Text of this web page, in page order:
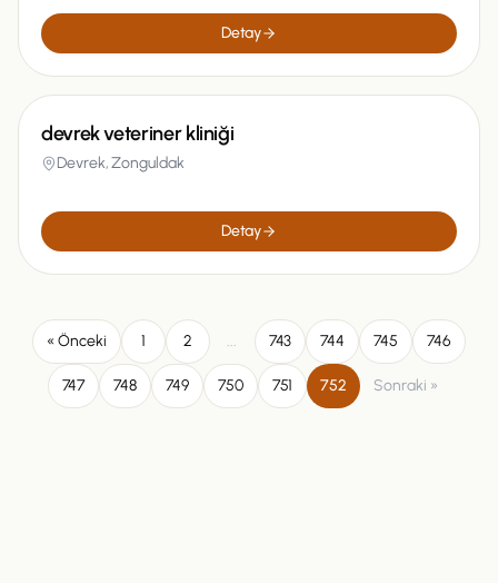
Detay
devrek veteriner kliniği
Devrek,Zonguldak
Detay
« Önceki 1 2 ... 743 744 745 746
747 748 749 750 751 752 Sonraki »